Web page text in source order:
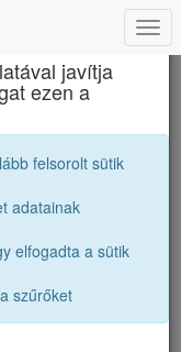
Líceum
javítja
ezen a
felsorolt sütik
adatainak
elfogadta a sütik
szűrőket